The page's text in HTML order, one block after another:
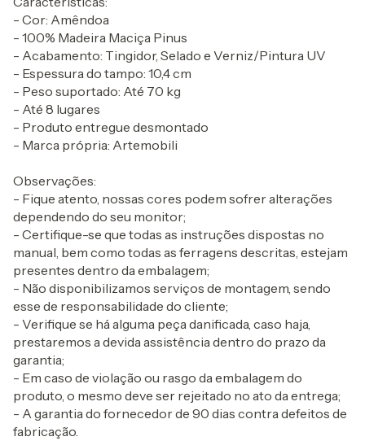
- Cor: Amêndoa
- 100% Madeira Maciça Pinus
- Acabamento: Tingidor, Selado e Verniz/Pintura UV
- Espessura do tampo: 10,4 cm
- Peso suportado: Até 70 kg
- Até 8 lugares
- Produto entregue desmontado
- Marca própria: Artemobili
Observações:
- Fique atento, nossas cores podem sofrer alterações
dependendo do seu monitor;
- Certifique-se que todas as instruções dispostas no
manual, bem como todas as ferragens descritas, estejam
presentes dentro da embalagem;
- Não disponibilizamos serviços de montagem, sendo
esse de responsabilidade do cliente;
- Verifique se há alguma peça danificada, caso haja,
prestaremos a devida assistência dentro do prazo da
garantia;
- Em caso de violação ou rasgo da embalagem do
produto, o mesmo deve ser rejeitado no ato da entrega;
- A garantia do fornecedor de 90 dias contra defeitos de
fabricação.